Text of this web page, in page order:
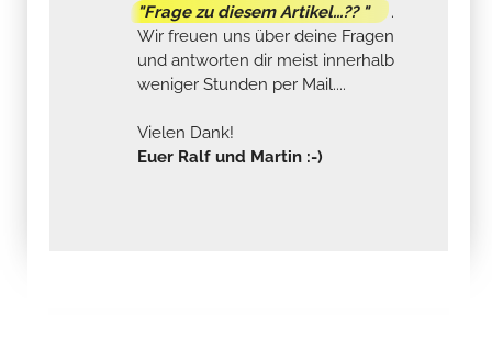
"Frage zu diesem Artikel...?? "
.
Wir freuen uns über deine Fragen
und antworten dir meist innerhalb
weniger Stunden per Mail....
Vielen Dank!
Euer Ralf und Martin :-)